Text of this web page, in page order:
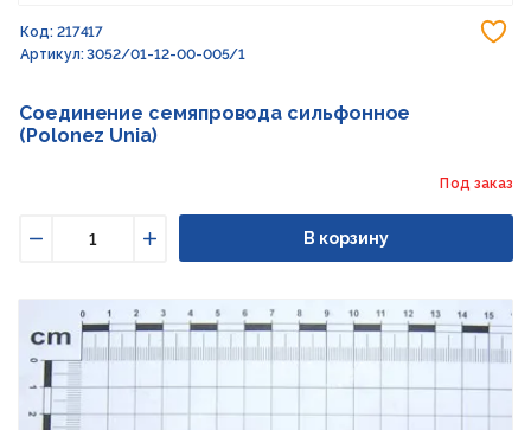
Код: 217417
Артикул: 3052/01-12-00-005/1
Соединение семяпровода сильфонное
(Polonez Unia)
Под заказ
Увеличить
В корзину